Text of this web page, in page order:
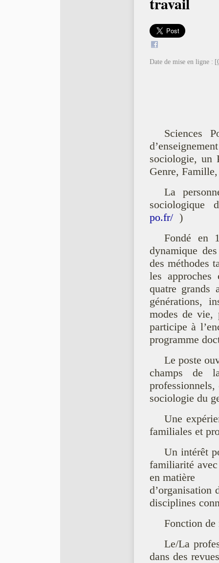
Date de mise en ligne :
Sciences
sociologie, un
Genre,
La
sociologique
po.fr/ )
Fondé en
dynamique
des méthodes
les approches
quatre grands
générations,
modes de vie,
participe à
programme
Le poste
champs de
sociologie du
Une
familiales et
Un intérêt
familiarité
en matière
d’organisation
disciplines
Fonction de
Le/La
dans des